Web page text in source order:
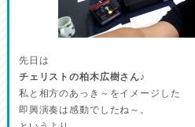
先日は
チェリストの柏木広樹さん♪
私と相方のあっき～をイメージした
即興演奏は感動でしたね～。